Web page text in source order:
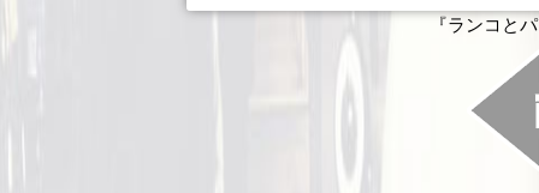
『ランコと